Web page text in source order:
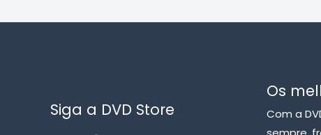
Siga a DVD Store
Os
Com a